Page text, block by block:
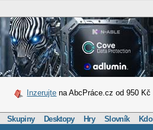
Inzerujte na AbcPráce.cz od 950 Kč
Skupiny Desktopy Hry Slovník